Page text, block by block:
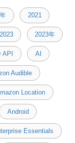
2021
2023 2023年
AI
Audible
Location
Android
Essentials